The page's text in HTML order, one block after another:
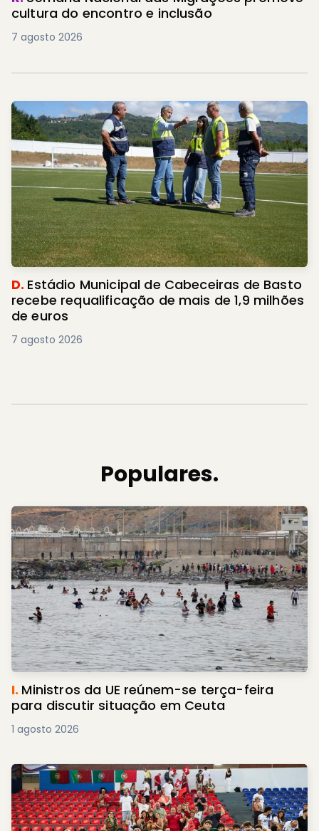
cultura do encontro e inclusão
7 agosto 2026
D. Estádio Municipal de Cabeceiras de Basto
recebe requalificação de mais de 1,9 milhões
de euros
7 agosto 2026
Populares.
I. Ministros da UE reúnem-se terça-feira
para discutir situação em Ceuta
1 agosto 2026